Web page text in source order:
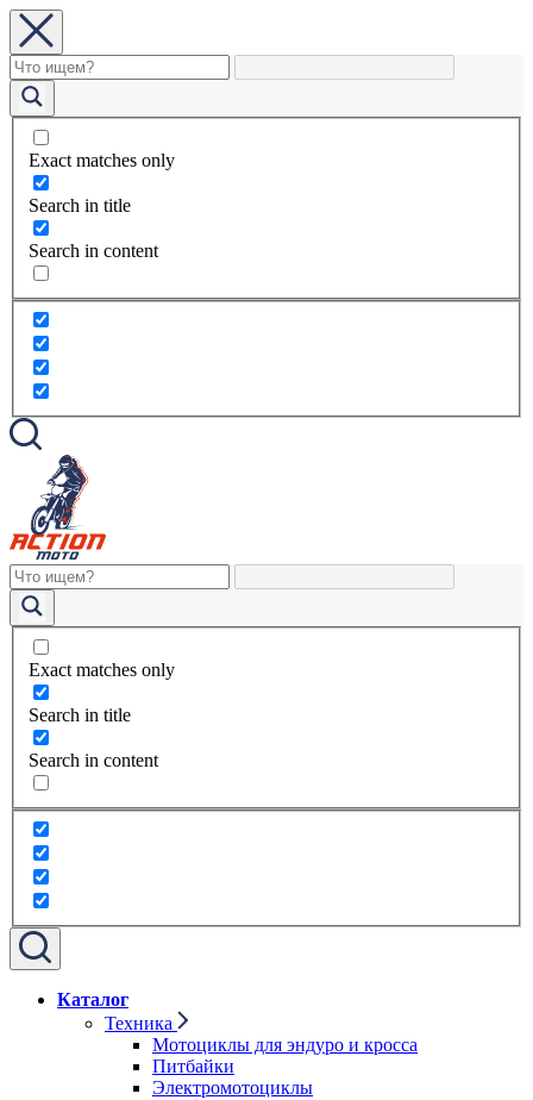
Exact matches only
Search in title
Search in content
Exact matches only
Search in title
Search in content
Каталог
Техника
Мотоциклы для эндуро и кросса
Питбайки
Электромотоциклы